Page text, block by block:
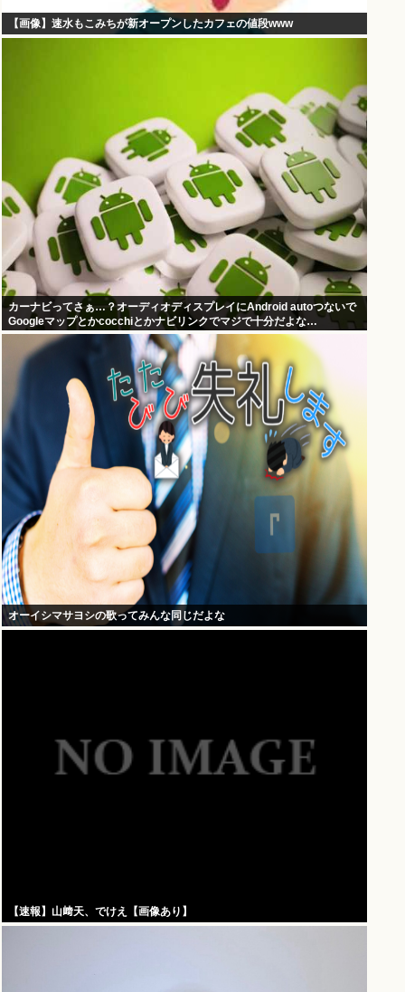
【画像】速水もこみちが新オープンしたカフェの値段www
カーナビってさぁ…？オーディオディスプレイにAndroid autoつないで
Googleマップとかcocchiとかナビリンクでマジで十分だよな…
オーイシマサヨシの歌ってみんな同じだよな
【速報】山﨑天、でけえ【画像あり】